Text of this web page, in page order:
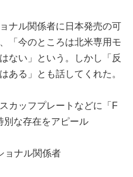
ナル関係者に日本発売の可
「今のところは北米専用モ
ない」という。しかし「反
ある」とも話してくれた。
カッフプレートなどに「F
別な存在をアピール
ョナル関係者